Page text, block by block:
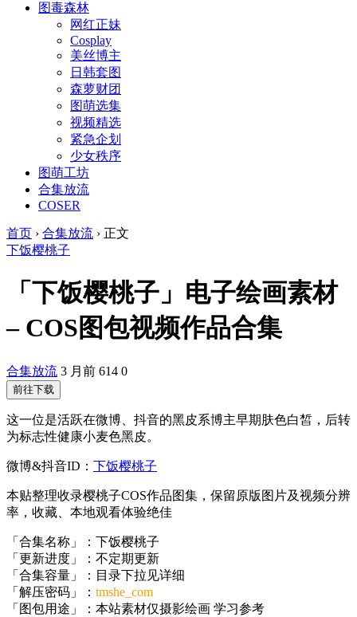
图毒森林
网红正妹
Cosplay
美丝博主
日韩套图
森萝财团
图萌选集
视频精选
紧急企划
少女秩序
图萌工坊
合集放流
COSER
首页 › 合集放流 › 正文
下饭樱桃子
「下饭樱桃子」电子绘画素材
– COS图包视频作品合集
合集放流 3 月前 614 0
前往下载
这一位是活跃在微博、抖音的黑皮系博主早期肤色白皙，后转
为标志性健康小麦色黑皮。
微博&抖音ID： 下饭樱桃子
本贴整理收录樱桃子COS作品图集，保留原版图片及视频分辨
率，收藏、本地观看体验绝佳
「合集名称」：下饭樱桃子
「更新进度」：不定期更新
「合集容量」：目录下拉见详细
「解压密码」： tmshe_com
「图包用途」：本站素材仅摄影绘画 学习参考